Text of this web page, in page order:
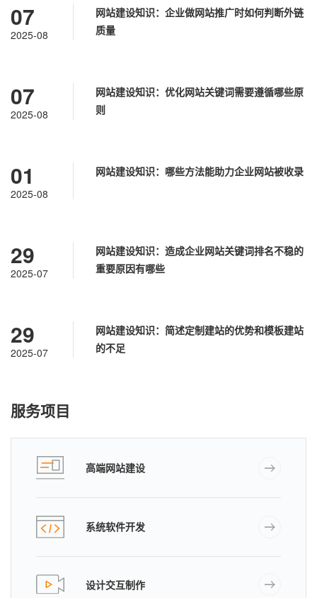
07
2025-08
网站建设知识：企业做网站推广时如何判断外链
质量
07
2025-08
网站建设知识：优化网站关键词需要遵循哪些原
则
01
2025-08
网站建设知识：哪些方法能助力企业网站被收录
29
2025-07
网站建设知识：造成企业网站关键词排名不稳的
重要原因有哪些
29
2025-07
网站建设知识：简述定制建站的优势和模板建站
的不足
服务项目
高端网站建设
系统软件开发
设计交互制作